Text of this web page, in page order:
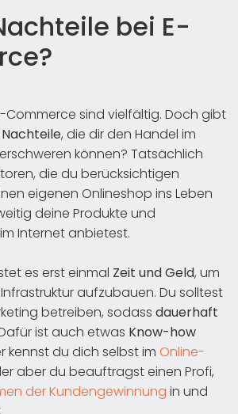
bei E-
Commerce sind vielfältig. Doch gibt
Nachteile, die dir den Handel im
können? Tatsächlich
die du berücksichtigen
eigenen Onlineshop ins Leben
deine Produkte und
Internet anbietest.
es erst einmal Zeit und Geld, um
aufzubauen. Du solltest
betreiben, sodass dauerhaft
ist auch etwas Know-how
kennst du dich selbst im Online-
aber du beauftragst einen Profi,
der Kundengewinnung in und